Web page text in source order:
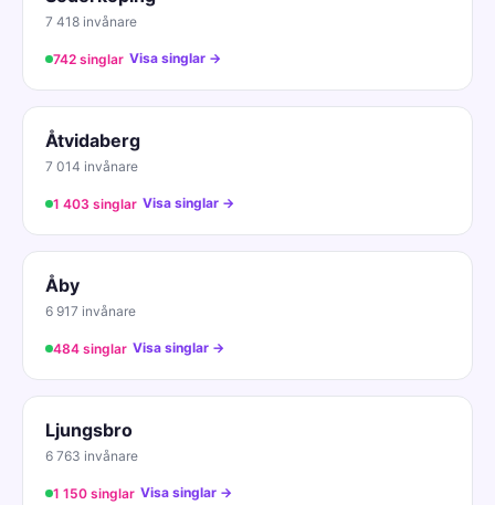
7 418 invånare
742 singlar Visa singlar →
Åtvidaberg
7 014 invånare
1 403 singlar Visa singlar →
Åby
6 917 invånare
484 singlar Visa singlar →
Ljungsbro
6 763 invånare
1 150 singlar Visa singlar →